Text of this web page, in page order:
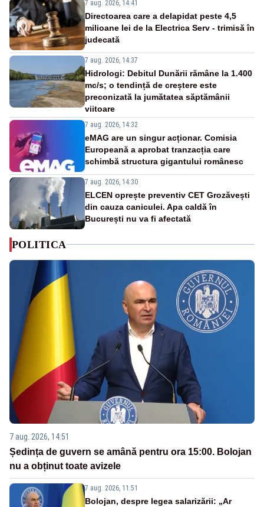
7 aug. 2026, 14:41
Directoarea care a delapidat peste 4,5
milioane lei de la Electrica Serv - trimisă în
judecată
7 aug. 2026, 14:37
Hidrologi: Debitul Dunării rămâne la 1.400
mc/s; o tendință de creștere este
preconizată la jumătatea săptămânii
viitoare
7 aug. 2026, 14:32
eMAG are un singur acționar. Comisia
Europeană a aprobat tranzacția care
schimbă structura gigantului românesc
7 aug. 2026, 14:30
ELCEN oprește preventiv CET Grozăvești
din cauza caniculei. Apa caldă în
București nu va fi afectată
POLITICA
7 aug. 2026, 14:51
Ședința de guvern se amână pentru ora 15:00. Bolojan
nu a obținut toate avizele
7 aug. 2026, 11:51
Bolojan, despre legea salarizării: „Ar